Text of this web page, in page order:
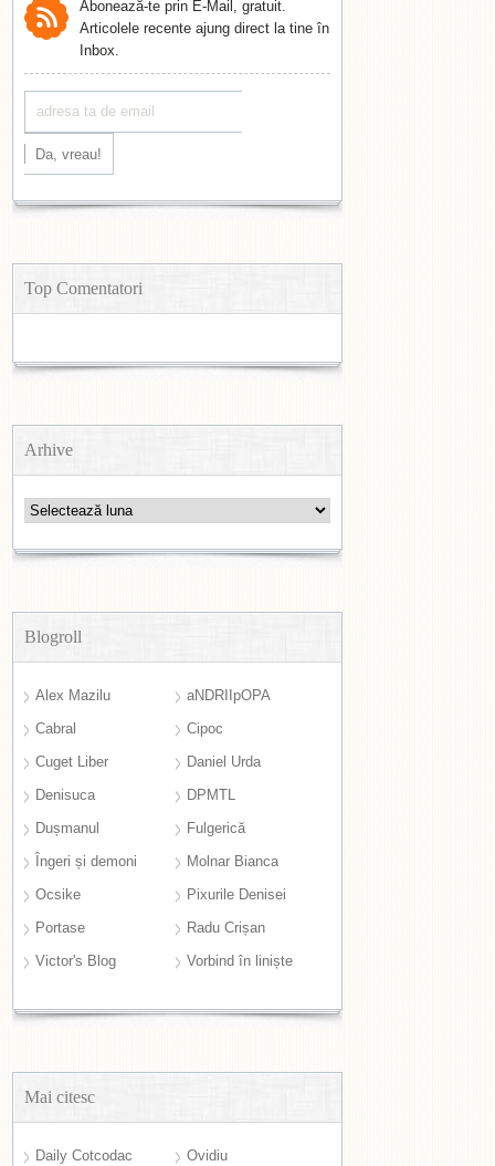
Abonează-te prin E-Mail, gratuit.
Articolele recente ajung direct la tine în
Inbox.
Top Comentatori
Arhive
Arhive
Blogroll
Alex Mazilu
aNDRIIpOPA
Cabral
Cipoc
Cuget Liber
Daniel Urda
Denisuca
DPMTL
Dușmanul
Fulgerică
Îngeri și demoni
Molnar Bianca
Ocsike
Pixurile Denisei
Portase
Radu Crișan
Victor's Blog
Vorbind în liniște
Mai citesc
Daily Cotcodac
Ovidiu